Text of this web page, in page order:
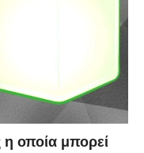
οποία μπορεί